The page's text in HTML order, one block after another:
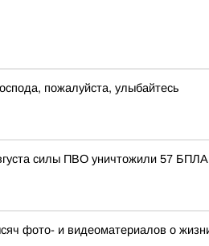
пожалуйста, улыбайтесь
силы ПВО уничтожили 57
фото- и видеоматериалов о